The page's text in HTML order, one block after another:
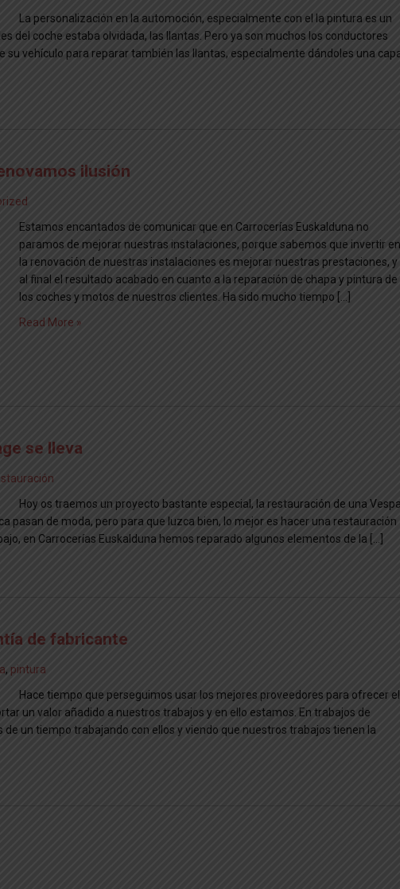
La personalización en la automoción, especialmente con el la pintura es un
del coche estaba olvidada, las llantas. Pero ya son muchos los conductores
su vehículo para reparar también las llantas, especialmente dándoles una
ilusión
Estamos encantados de comunicar que en Carrocerías Euskalduna no
paramos de mejorar nuestras instalaciones, porque sabemos que invertir en
la renovación de nuestras instalaciones es mejorar nuestras prestaciones, y
al final el resultado acabado en cuanto a la reparación de chapa y pintura de
los coches y motos de nuestros clientes. Ha sido mucho tiempo […]
Read More »
se lleva
Hoy os traemos un proyecto bastante especial, la restauración de una
pasan de moda, pero para que luzca bien, lo mejor es hacer una restauración
en Carrocerías Euskalduna hemos reparado algunos elementos de la […]
de fabricante
, pintura
Hace tiempo que perseguimos usar los mejores proveedores para ofrecer el
un valor añadido a nuestros trabajos y en ello estamos. En trabajos de
un tiempo trabajando con ellos y viendo que nuestros trabajos tienen la